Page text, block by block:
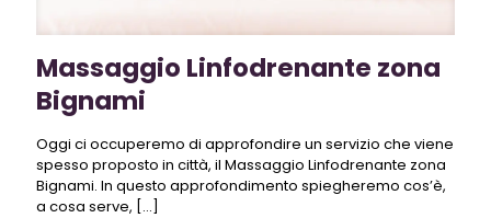
Massaggio Linfodrenante zona
Bignami
Oggi ci occuperemo di approfondire un servizio che viene
spesso proposto in città, il Massaggio Linfodrenante zona
Bignami. In questo approfondimento spiegheremo cos’è,
a cosa serve, […]